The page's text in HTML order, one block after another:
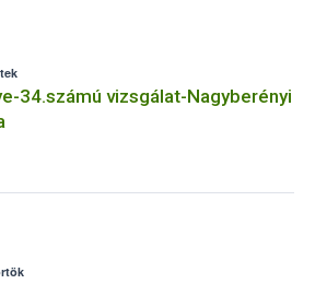
34.számú vizsgálat-Nagyberényi